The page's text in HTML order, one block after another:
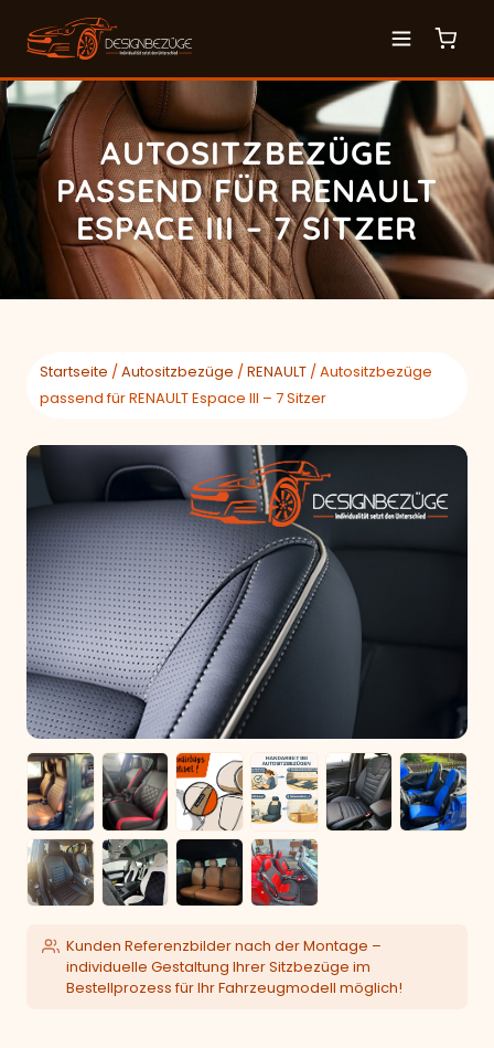
AUTOSITZBEZÜGE
PASSEND FÜR RENAULT
ESPACE III – 7 SITZER
Startseite /Autositzbezüge /RENAULT / Autositzbezüge
passend für RENAULT Espace III – 7 Sitzer
Kunden Referenzbilder nach der Montage –
individuelle Gestaltung Ihrer Sitzbezüge im
Bestellprozess für Ihr Fahrzeugmodell möglich!